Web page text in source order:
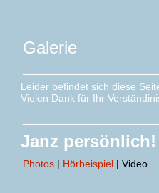
Galerie
Leider befindet sich diese
Vielen Dank für Ihr
Janz persönlich!
Photos | Hörbeispiel | Video